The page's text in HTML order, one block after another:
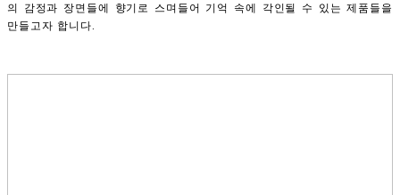
의 감정과 장면들에 향기로 스며들어 기억 속에 각인될 수 있는 제품들을
만들고자 합니다.